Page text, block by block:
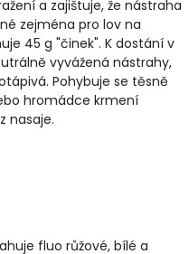
a zajištuje, že nástraha
zejména pro lov na
45 g "činek". K dostání v
vyvážená nástrahy,
Pohybuje se těsně
hromádce krmení
nasaje.
fluo růžové, bílé a